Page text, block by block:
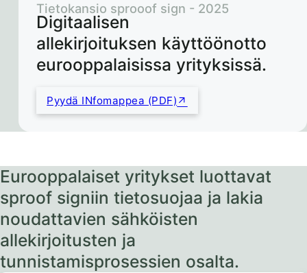
Digitaalisen
allekirjoituksen käyttöönotto
eurooppalaisissa yrityksissä.
Tietokansio sprooof sign - 2025
Pyydä INfomappea (PDF)
Eurooppalaiset yritykset luottavat
sproof signiin tietosuojaa ja lakia
noudattavien sähköisten
allekirjoitusten ja
tunnistamisprosessien osalta.